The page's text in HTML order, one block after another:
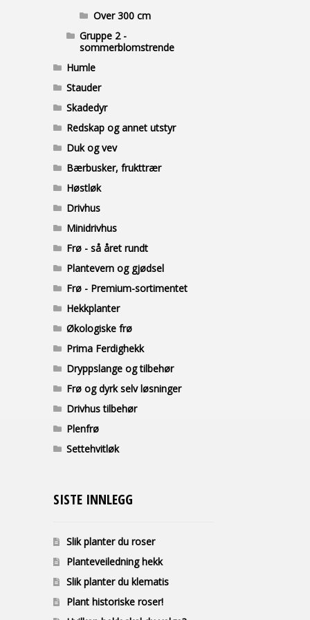
Over 300 cm
Gruppe 2 -
sommerblomstrende
Humle
Stauder
Skadedyr
Redskap og annet utstyr
Duk og vev
Bærbusker, frukttrær
Høstløk
Drivhus
Minidrivhus
Frø - så året rundt
Plantevern og gjødsel
Frø - Premium-sortimentet
Hekkplanter
Økologiske frø
Prima Ferdighekk
Dryppslange og tilbehør
Frø og dyrk selv løsninger
Drivhus tilbehør
Plenfrø
Settehvitløk
SISTE INNLEGG
Slik planter du roser
Planteveiledning hekk
Slik planter du klematis
Plant historiske roser!